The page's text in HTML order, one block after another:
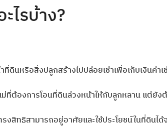
ไรบ้าง?
ดินหรือสิ่งปลูกสร้างไปปล่อยเช่าเพื่อเก็บเงินค่าเ
ที่ต้องการโอนที่ดินล่วงหน้าให้กับลูกหลาน แต่ยัง
สิทธิสามารถอยู่อาศัยและใช้ประโยชน์ในที่ดินไ